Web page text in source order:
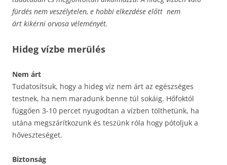
fürdés nem veszélytelen, e hobbi elkezdése előtt nem
árt kikérni orvosa véleményét.
Hideg vízbe merülés
Nem árt
Tudatosítsuk, hogy a hideg víz nem árt az egészséges
testnek, ha nem maradunk benne túl sokáig. Hőfoktól
függően 3-10 percet nyugodtan a vízben tölthetünk, ha
utána megszárítkozunk és teszünk róla hogy pótoljuk a
hőveszteséget.
Biztonság